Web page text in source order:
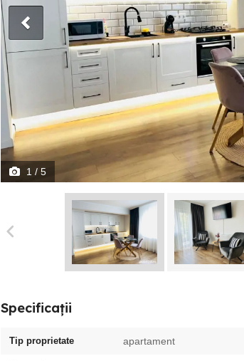
1 / 5
Specificații
Tip proprietate apartament